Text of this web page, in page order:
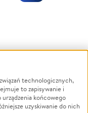
Powódź
Wichura
NGO
technologicznych,
to zapisywanie i
końcowego
uzyskiwanie do nich